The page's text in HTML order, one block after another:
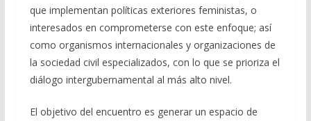
que implementan políticas exteriores feministas, o
interesados en comprometerse con este enfoque; así
como organismos internacionales y organizaciones de
la sociedad civil especializados, con lo que se prioriza el
diálogo intergubernamental al más alto nivel.
El objetivo del encuentro es generar un espacio de